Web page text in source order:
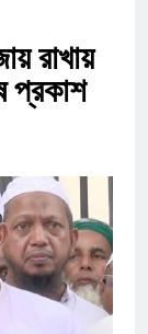
রাখায়
প্রকাশ